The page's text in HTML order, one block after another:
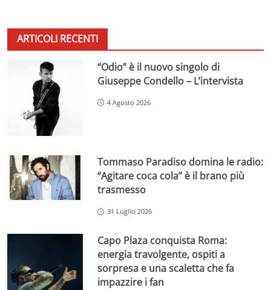
ARTICOLI RECENTI
“Odio” è il nuovo singolo di
Giuseppe Condello – L’intervista
4 Agosto 2026
Tommaso Paradiso domina le radio:
“Agitare coca cola” è il brano più
trasmesso
31 Luglio 2026
Capo Plaza conquista Roma:
energia travolgente, ospiti a
sorpresa e una scaletta che fa
impazzire i fan